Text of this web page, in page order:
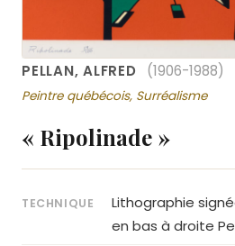
PELLAN, ALFRED (1906-1988)
Peintre québécois, Surréalisme
« Ripolinade »
TECHNIQUE
Lithographie
en bas à droite